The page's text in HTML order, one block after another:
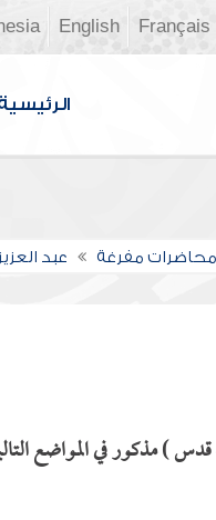
Français
English
محاضرات مفرغة عبد
) مذكور في المواضع